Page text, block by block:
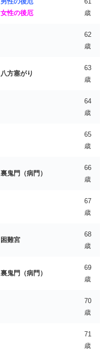
女性の後厄
歳
62
歳
八方塞がり
63
歳
64
歳
65
歳
裏鬼門（病門）
66
歳
67
歳
困難宮
68
歳
裏鬼門（病門）
69
歳
70
歳
71
歳